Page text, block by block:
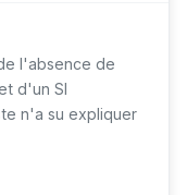
l'absence de
d'un SI
n'a su expliquer